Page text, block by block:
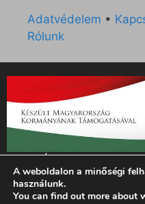
Adatvédelem •
Rólunk
„Az Új Ember katolikus
támogatását az EGYH-
szerződés keretében 3
A weboldalon a minőségi
használunk.
You can find out more about